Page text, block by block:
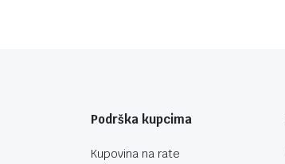
Podrška kupcima
Kupovina na rate